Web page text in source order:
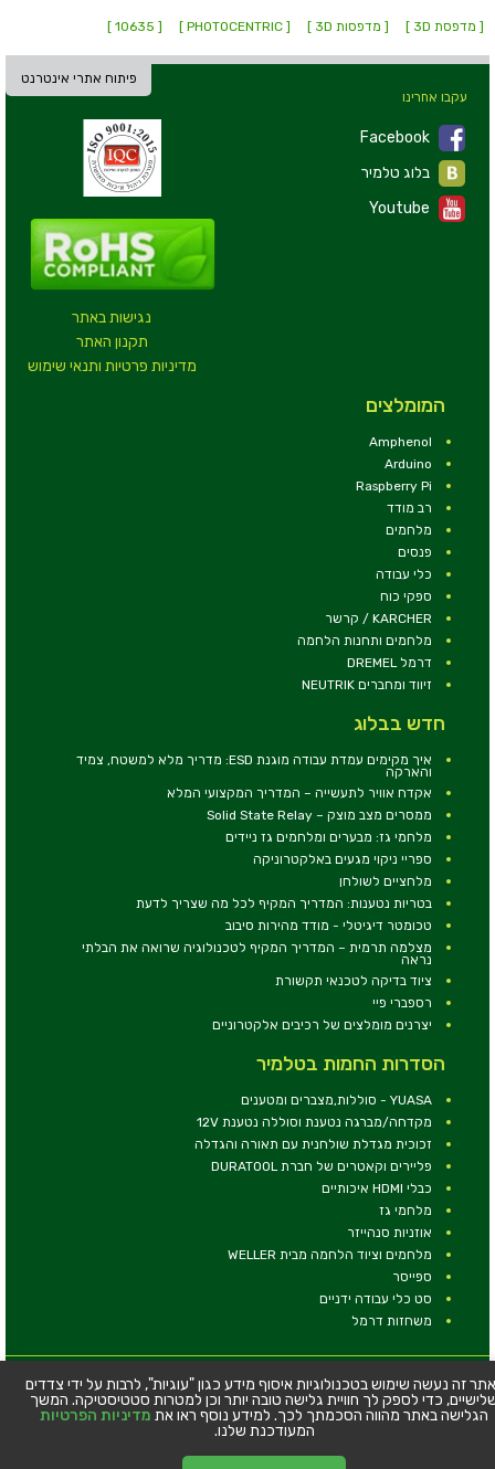
[ מדפסת 3D ] [ מדפסות 3D ] [ PHOTOCENTRIC ]
[ 10635 ]
פיתוח אתרי אינטרנט
נגישות באתר
תקנון האתר
מדיניות פרטיות ותנאי שימוש
עקבו אחרינו
Facebook
Youtube
המומלצים
Amphenol
Arduino
Raspberry Pi
רב מודד
מלחמים
פנסים
כלי עבודה
ספקי כוח
KARCHER / קרשר
מלחמים ותחנות הלחמה
דרמל DREMEL
זיווד ומחברים NEUTRIK
חדש בבלוג
איך מקימים עמדת עבודה מוגנת ESD: מדריך מלא למשטח, צמיד
והארקה
אקדח אוויר לתעשייה – המדריך המקצועי המלא
ממסרים מצב מוצק – Solid State Relay
מלחמי גז: מבערים ומלחמים גז ניידים
ספריי ניקוי מגעים באלקטרוניקה
מלחציים לשולחן
בטריות נטענות: המדריך המקיף לכל מה שצריך לדעת
טכומטר דיגיטלי - מודד מהירות סיבוב
מצלמה תרמית – המדריך המקיף לטכנולוגיה שרואה את הבלתי
נראה
ציוד בדיקה לטכנאי תקשורת
רספברי פיי
יצרנים מומלצים של רכיבים אלקטרוניים
הסדרות החמות בטלמיר
YUASA - סוללות,מצברים ומטענים
מקדחה/מברגה נטענת וסוללה נטענת 12V
זכוכית מגדלת שולחנית עם תאורה והגדלה
פליירים וקאטרים של חברת DURATOOL
כבלי HDMI איכותיים
מלחמי גז
אוזניות סנהייזר
מלחמים וציוד הלחמה מבית WELLER
ספייסר
סט כלי עבודה ידניים
משחזות דרמל
© כל הזכויות שמורות - טלמיר אלקטרוניקה בע''מ
כתובת: דרך העצמאות 63, חיפה
טלפון:04-8534564
זה נעשה שימוש בטכנולוגיות איסוף מידע כגון "עוגיות", לרבות על ידי צדדים
כדי לספק לך חוויית גלישה טובה יותר וכן למטרות סטטיסטיקה. המשך
הגלישה באתר מהווה הסכמתך לכך. למידע נוסף ראו את מדיניות הפרטיות
המעודכנת שלנו.